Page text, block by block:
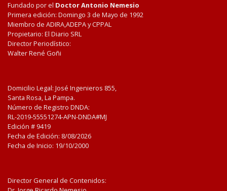
Fundado por el Doctor Antonio Nemesio
Primera edición: Domingo 3 de Mayo de 1992
Miembro de ADIRA,ADEPA y CPPAL
Propietario: El Diario SRL
Director Periodístico:
Walter René Goñi
Domicilio Legal: José Ingenieros 855,
Santa Rosa, La Pampa.
Número de Registro DNDA:
RL-2019-55551274-APN-DNDA#MJ
Edición # 9419
Fecha de Edición: 8/08/2026
Fecha de Inicio: 19/10/2000
Director General de Contenidos: